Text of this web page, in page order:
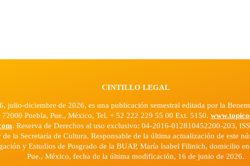
CINTILLO LEGAL
julio-diciembre de 2026, es una publicación semestral editada por la
Puebla, Pue., México, Tel. + 52 222 229 55 00 Ext. 5150.
. Reserva de Derechos al uso exclusivo: 04-2016-012810452200-203,
la Secretaría de Cultura. Responsable de la última actualización de este
y Estudios de Posgrado de la BUAP, María Isabel Filinich, domicilio
Pue., México, fecha de la última modificación, 16 de junio de 2026.